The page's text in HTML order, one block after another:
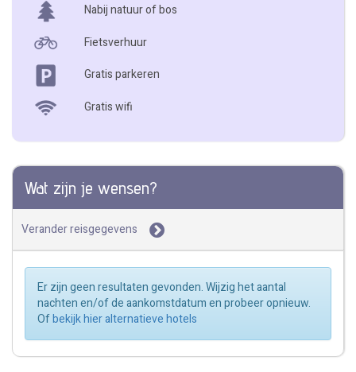
Nabij natuur of bos
Fietsverhuur
Gratis parkeren
Gratis wifi
Wat zijn je wensen?
Verander reisgegevens
Er zijn geen resultaten gevonden. Wijzig het aantal
nachten en/of de aankomstdatum en probeer opnieuw.
Ofbekijk hier alternatieve hotels